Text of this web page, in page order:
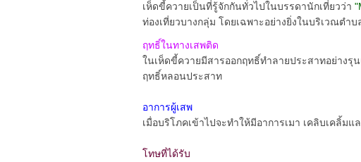
เห็ดขี้ควายเป็นที่รู้จักกันทั่วไปในบรรดานักเที่ยวว่า
ท่องเที่ยวบางกลุ่ม โดยเฉพาะอย่างยิ่งในบริเวณตำ
ฤทธิ์ในทางเสพติด
ในเห็ดขี้ควายมีสารออกฤทธิ์ทำลายประสาทอย่าง
ฤทธิ์หลอนประสาท
อาการผู้เสพ
เมื่อบริโภคเข้าไปจะทำให้มีอาการเมา เคลิบเคลิ้ม
โทษที่ได้รับ